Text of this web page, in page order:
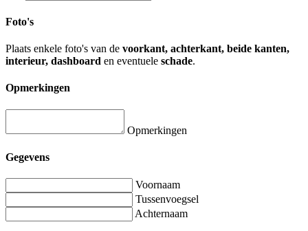
Foto's
Plaats enkele foto's van de voorkant, achterkant, beide kanten,
interieur, dashboard en eventuele schade.
Opmerkingen
Opmerkingen
Gegevens
Voornaam
Tussenvoegsel
Achternaam